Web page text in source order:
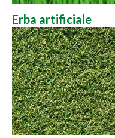
Erba artificiale